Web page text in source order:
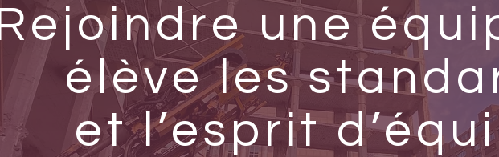
Rejoindre une
élève les
et l’esprit